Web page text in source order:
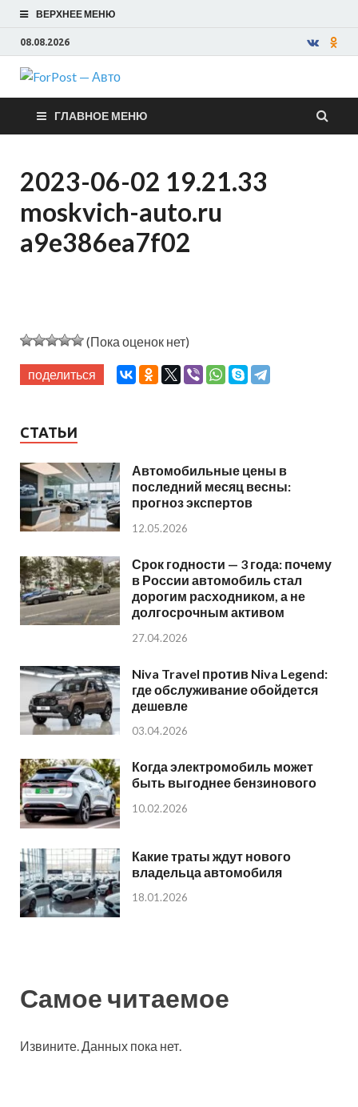
ВЕРХНЕЕ МЕНЮ
08.08.2026
ForPost —
Авто
ГЛАВНОЕ МЕНЮ
2023-06-02 19.21.33
moskvich-auto.ru
a9e386ea7f02
(Пока оценок нет)
поделиться
СТАТЬИ
Автомобильные цены в
последний месяц весны:
прогноз экспертов
12.05.2026
Срок годности — 3 года: почему
в России автомобиль стал
дорогим расходником, а не
долгосрочным активом
27.04.2026
Niva Travel против Niva Legend:
где обслуживание обойдется
дешевле
03.04.2026
Когда электромобиль может
быть выгоднее бензинового
10.02.2026
Какие траты ждут нового
владельца автомобиля
18.01.2026
Самое читаемое
Извините. Данных пока нет.